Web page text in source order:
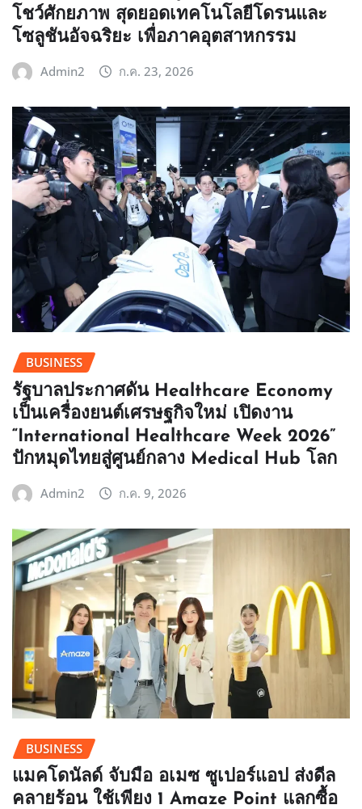
โชว์ศักยภาพ สุดยอดเทคโนโลยีโดรนและ
โซลูชันอัจฉริยะ เพื่อภาคอุตสาหกรรม
Admin2 ก.ค. 23, 2026
BUSINESS
รัฐบาลประกาศดัน Healthcare Economy
เป็นเครื่องยนต์เศรษฐกิจใหม่ เปิดงาน
“International Healthcare Week 2026”
ปักหมุดไทยสู่ศูนย์กลาง Medical Hub โลก
Admin2 ก.ค. 9, 2026
BUSINESS
แมคโดนัลด์ จับมือ อเมซ ซูเปอร์แอป ส่งดีล
คลายร้อน ใช้เพียง 1 Amaze Point แลกซื้อ